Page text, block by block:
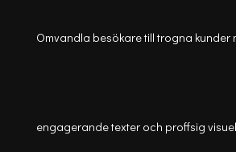
Omvandla besökare till trogna kunder
engagerande texter och proffsig